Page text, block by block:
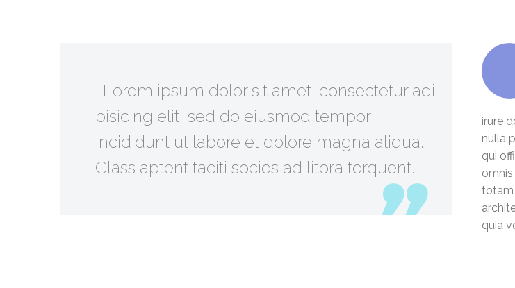
…Lorem ipsum dolor sit amet, consectetur adi
pisicing elit sed do eiusmod tempor
incididunt ut labore et dolore magna aliqua.
Class aptent taciti socios ad litora torquent.
irure
nulla
qui
totam
quia